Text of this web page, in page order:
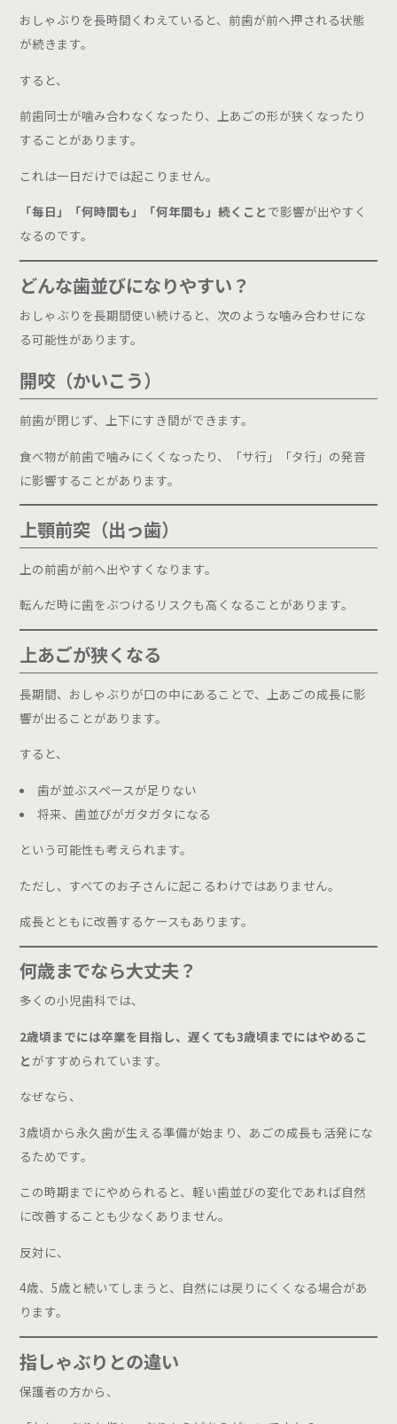
おしゃぶりを長時間くわえていると、前歯が前へ押される状態
が続きます。
すると、
前歯同士が噛み合わなくなったり、上あごの形が狭くなったり
することがあります。
これは一日だけでは起こりません。
「毎日」「何時間も」「何年間も」続くことで影響が出やすく
なるのです。
どんな歯並びになりやすい？
おしゃぶりを長期間使い続けると、次のような噛み合わせにな
る可能性があります。
開咬（かいこう）
前歯が閉じず、上下にすき間ができます。
食べ物が前歯で噛みにくくなったり、「サ行」「タ行」の発音
に影響することがあります。
上顎前突（出っ歯）
上の前歯が前へ出やすくなります。
転んだ時に歯をぶつけるリスクも高くなることがあります。
上あごが狭くなる
長期間、おしゃぶりが口の中にあることで、上あごの成長に影
響が出ることがあります。
すると、
歯が並ぶスペースが足りない
将来、歯並びがガタガタになる
という可能性も考えられます。
ただし、すべてのお子さんに起こるわけではありません。
成長とともに改善するケースもあります。
何歳までなら大丈夫？
多くの小児歯科では、
2歳頃までには卒業を目指し、遅くても3歳頃までにはやめるこ
と がすすめられています。
なぜなら、
3歳頃から永久歯が生える準備が始まり、あごの成長も活発にな
るためです。
この時期までにやめられると、軽い歯並びの変化であれば自然
に改善することも少なくありません。
反対に、
4歳、5歳と続いてしまうと、自然には戻りにくくなる場合があ
ります。
指しゃぶりとの違い
保護者の方から、